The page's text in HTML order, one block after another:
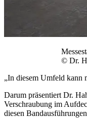
© Dr.
„In diesem Umfeld kann
Darum präsentiert Dr.
Verschraubung im
diesen